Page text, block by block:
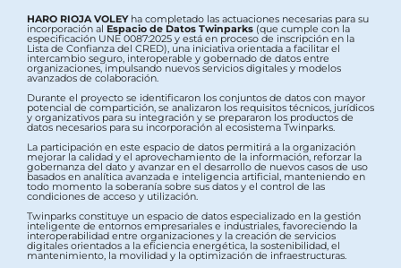
HARO RIOJA VOLEYha completado las actuaciones necesarias para su
incorporación al Espacio de Datos Twinparks (que cumple con la
especificación UNE 0087:2025 y está en proceso de inscripción en la
Lista de Confianza del CRED), una iniciativa orientada a facilitar el
intercambio seguro, interoperable y gobernado de datos entre
organizaciones, impulsando nuevos servicios digitales y modelos
avanzados de colaboración.
Durante el proyecto se identificaron los conjuntos de datos con mayor
potencial de compartición, se analizaron los requisitos técnicos, jurídicos
y organizativos para su integración y se prepararon los productos de
datos necesarios para su incorporación al ecosistema Twinparks.
La participación en este espacio de datos permitirá a la organización
mejorar la calidad y el aprovechamiento de la información, reforzar la
gobernanza del dato y avanzar en el desarrollo de nuevos casos de uso
basados en analítica avanzada e inteligencia artificial, manteniendo en
todo momento la soberanía sobre sus datos y el control de las
condiciones de acceso y utilización.
Twinparks constituye un espacio de datos especializado en la gestión
inteligente de entornos empresariales e industriales, favoreciendo la
interoperabilidad entre organizaciones y la creación de servicios
digitales orientados a la eficiencia energética, la sostenibilidad, el
mantenimiento, la movilidad y la optimización de infraestructuras.